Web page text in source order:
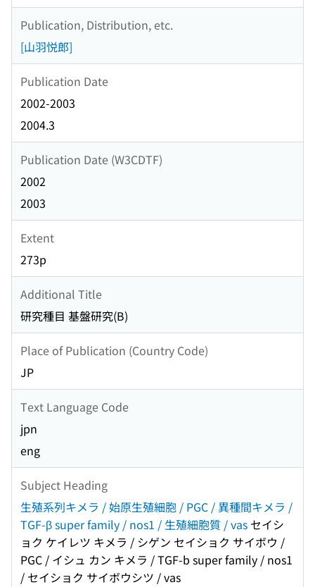
Publication, Distribution, etc.
[山羽悦郎]
Publication Date
2002-2003
2004.3
Publication Date (W3CDTF)
2002
2003
Extent
273p
Additional Title
研究種目 基盤研究(B)
Place of Publication (Country Code)
JP
Text Language Code
jpn
eng
Subject Heading
生殖系列キメラ / 始原生殖細胞 / PGC / 異種間キメラ /
TGF-β super family / nos1 / 生殖細胞質 / vas セイシ
ョク ケイレツ キメラ / シゲン セイショク サイボウ /
PGC / イシュ カン キメラ / TGF-b super family / nos1
/ セイショク サイボウシツ / vas